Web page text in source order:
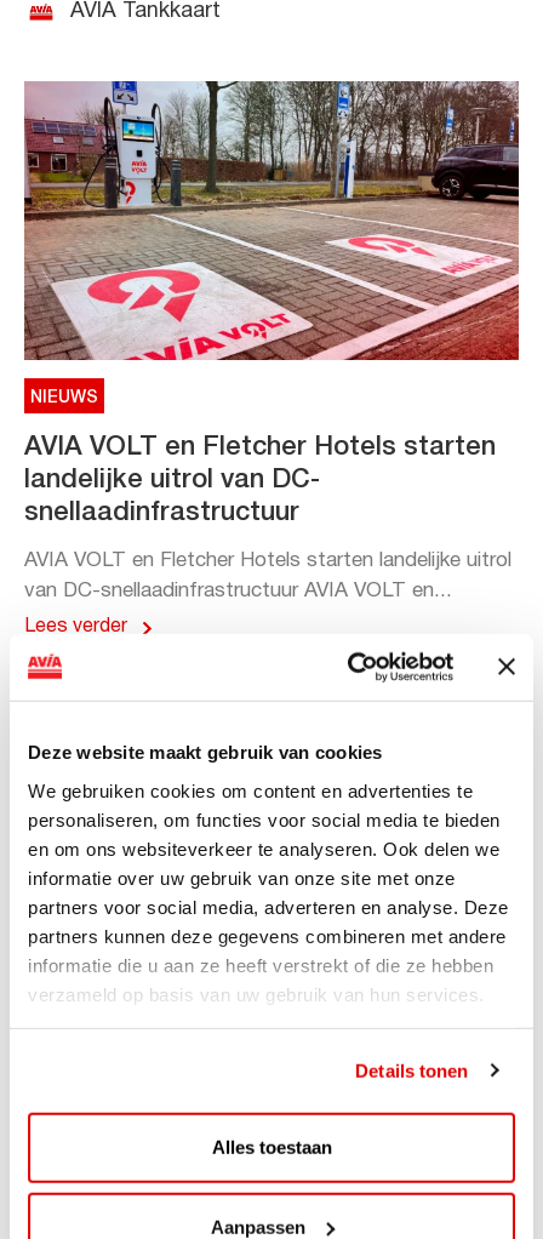
Deze website maakt gebruik van cookies
We gebruiken cookies om content en advertenties te
personaliseren, om functies voor social media te bieden
en om ons websiteverkeer te analyseren. Ook delen we
informatie over uw gebruik van onze site met onze
partners voor social media, adverteren en analyse. Deze
partners kunnen deze gegevens combineren met andere
informatie die u aan ze heeft verstrekt of die ze hebben
verzameld op basis van uw gebruik van hun services.
Details tonen
Alles toestaan
Aanpassen
AVIA Tankkaart
NIEUWS
AVIA VOLT en Fletcher Hotels starten
landelijke uitrol van DC-
snellaadinfrastructuur
AVIA VOLT en Fletcher Hotels starten landelijke uitrol
van DC-snellaadinfrastructuur AVIA VOLT en...
Lees verder
ViaAVIA Super Deal: 20% korting bij
ViaAVIA Super Deal: €25 korting bij ViaLuxury Hotels